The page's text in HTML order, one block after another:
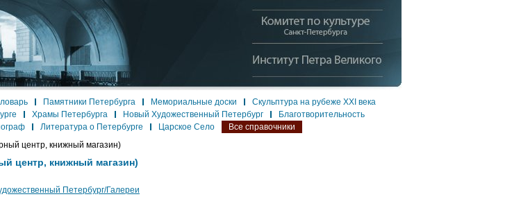
Памятники Петербурга Мемориальные доски
Скульптура на рубеже XXI века
Храмы Петербурга Новый Художественный Петербург
Благотворительность
Литература о Петербурге Царское Село
Все справочники
центр, книжный магазин)
центр, книжный магазин)
Петербург/Галереи